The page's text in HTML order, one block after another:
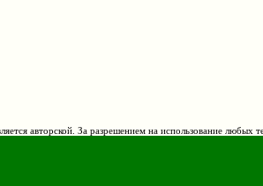
авторской. За разрешением на использование любых